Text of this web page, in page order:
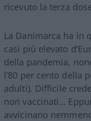
ricevuto la terza
La Danimarca ha in
casi più elevato
della pandemia,
l’80 per cento della
adulti). Difficile
non vaccinati…
avvicinano